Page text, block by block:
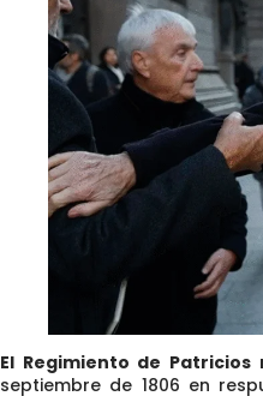
El Regimiento de
septiembre de 1806 en